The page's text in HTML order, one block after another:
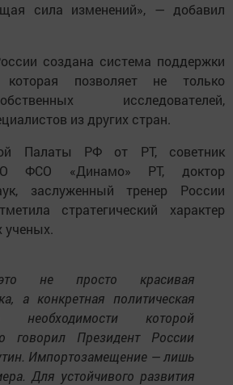
сила изменений», — добавил
создана система поддержки
позволяет не только
исследователей,
из других стран.
Палаты РФ от РТ, советник
ФСО «Динамо» РТ, доктор
заслуженный тренер России
стратегический характер
ученых.
не просто красивая
а конкретная политическая
которой
говорил Президент России
Импортозамещение — лишь
Для устойчивого развития